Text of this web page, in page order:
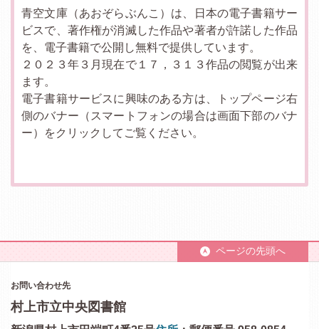
青空文庫（あおぞらぶんこ）は、日本の電子書籍サー
ビスで、著作権が消滅した作品や著者が許諾した作品
を、電子書籍で公開し無料で提供しています。
２０２３年３月現在で１７，３１３作品の閲覧が出来
ます。
電子書籍サービスに興味のある方は、トップページ右
側のバナー（スマートフォンの場合は画面下部のバナ
ー）をクリックしてご覧ください。
ページの先頭へ
お問い合わせ先
村上市立中央図書館